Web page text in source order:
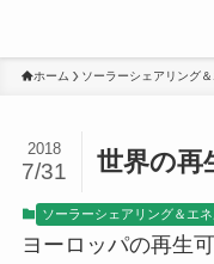
ホーム ソーラーシェアリング
世界の再
2018
7/31
ソーラーシェアリング＆エ
ヨーロッパの再生